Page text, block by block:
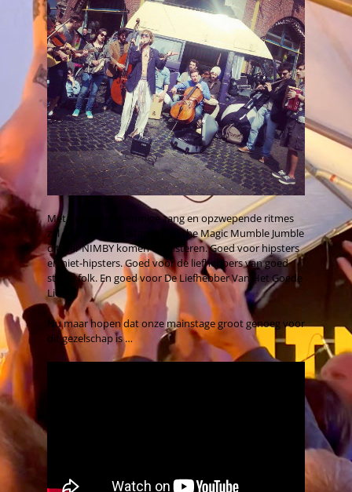
Met hun meerstemmige zang en opzwepende ritmes
zal de band Paul Istance and the Magic Mumble Jumble
dit jaar NIMBY komen opluisteren. Goed voor hipsters
en niet-hipsters. Goed voor de liefhebbers van goed
stukje folk. En goed voor De Liefhebber Van Het Goede
Lied.
Nu maar hopen dat onze mainstage groot genoeg voor
dit gezelschap is …